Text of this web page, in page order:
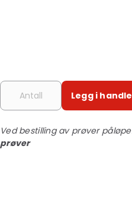
Legg i
Ved bestilling av prøver
prøver